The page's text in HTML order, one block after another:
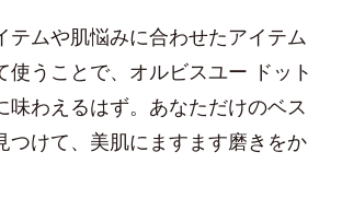
テムや肌悩みに合わせたアイテム
使うことで、オルビスユー ドット
味わえるはず。あなただけのベス
つけて、美肌にますます磨きをか